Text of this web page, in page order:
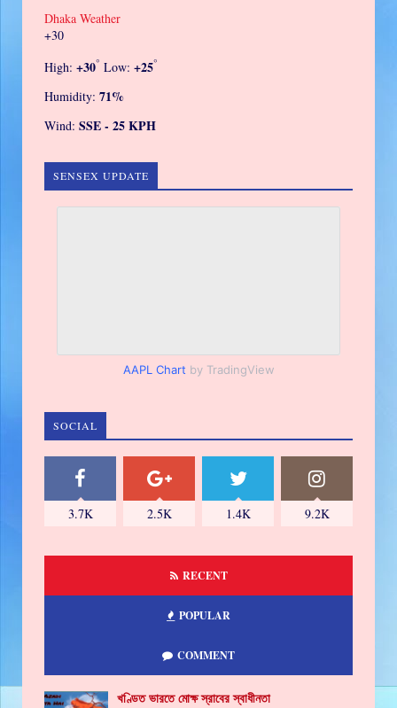
Dhaka Weather
+30
High: +30° Low: +25°
Humidity: 71%
Wind: SSE - 25 KPH
SENSEX UPDATE
AAPL Chart by TradingView
SOCIAL
3.7K 2.5K 1.4K 9.2K
RECENT
POPULAR
COMMENT
খণ্ডিত ভারতে মোক্ষ স্রাবের স্বাধীনতা